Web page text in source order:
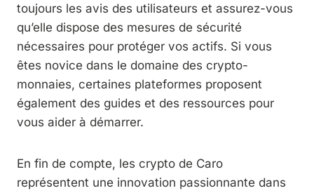
toujours les avis des utilisateurs et assurez-vous
qu’elle dispose des mesures de sécurité
nécessaires pour protéger vos actifs. Si vous
êtes novice dans le domaine des crypto-
monnaies, certaines plateformes proposent
également des guides et des ressources pour
vous aider à démarrer.
En fin de compte, les crypto de Caro
représentent une innovation passionnante dans